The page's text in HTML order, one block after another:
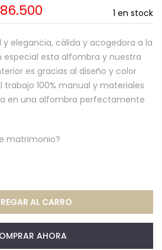
1 en stock
elegancia, cálida y acogedora a la
especial esta alfombra y nuestra
es gracias al diseño y color
100% manual y materiales
en una alfombra perfectamente
matrimonio?
AL CARRO
AHORA